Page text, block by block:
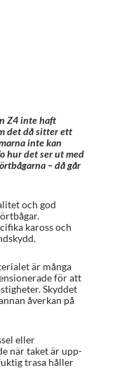
Z4 inte haft
det då sitter ett
inte kan
hur det ser ut med
– då går
och god
kaross och
är många
för att
Skyddet
åverkan på
eller
när taket är upp-
trasa håller